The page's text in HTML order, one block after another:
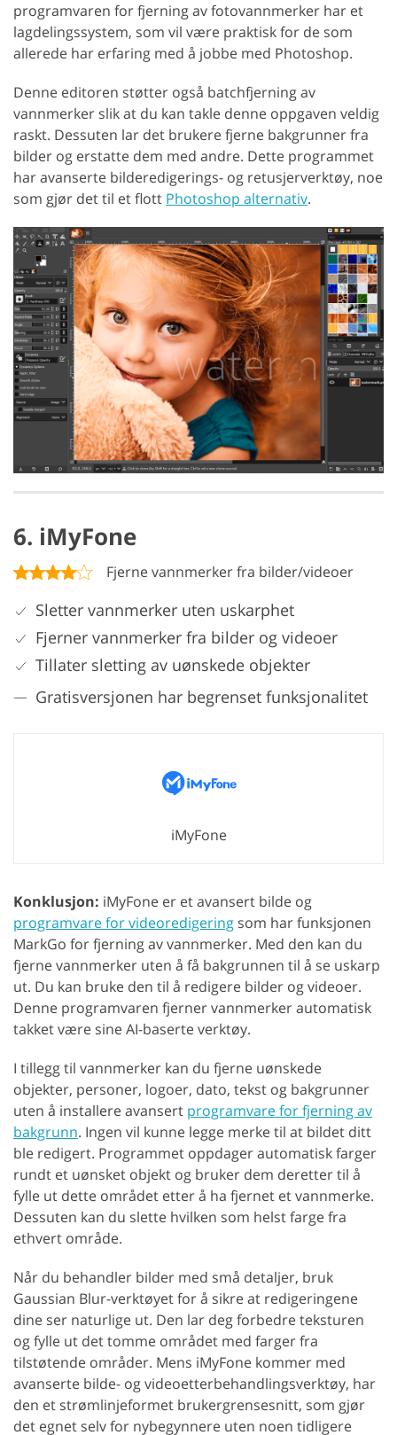
programvaren for fjerning av fotovannmerker har et
lagdelingssystem, som vil være praktisk for de som
allerede har erfaring med å jobbe med Photoshop.
Denne editoren støtter også batchfjerning av
vannmerker slik at du kan takle denne oppgaven veldig
raskt. Dessuten lar det brukere fjerne bakgrunner fra
bilder og erstatte dem med andre. Dette programmet
har avanserte bilderedigerings- og retusjerverktøy, noe
som gjør det til et flott Photoshop alternativ.
6. iMyFone
Fjerne vannmerker fra bilder/videoer
Sletter vannmerker uten uskarphet
Fjerner vannmerker fra bilder og videoer
Tillater sletting av uønskede objekter
Gratisversjonen har begrenset funksjonalitet
iMyFone
Konklusjon: iMyFone er et avansert bilde og
programvare for videoredigering som har funksjonen
MarkGo for fjerning av vannmerker. Med den kan du
fjerne vannmerker uten å få bakgrunnen til å se uskarp
ut. Du kan bruke den til å redigere bilder og videoer.
Denne programvaren fjerner vannmerker automatisk
takket være sine AI-baserte verktøy.
I tillegg til vannmerker kan du fjerne uønskede
objekter, personer, logoer, dato, tekst og bakgrunner
uten å installere avansert programvare for fjerning av
bakgrunn. Ingen vil kunne legge merke til at bildet ditt
ble redigert. Programmet oppdager automatisk farger
rundt et uønsket objekt og bruker dem deretter til å
fylle ut dette området etter å ha fjernet et vannmerke.
Dessuten kan du slette hvilken som helst farge fra
ethvert område.
Når du behandler bilder med små detaljer, bruk
Gaussian Blur-verktøyet for å sikre at redigeringene
dine ser naturlige ut. Den lar deg forbedre teksturen
og fylle ut det tomme området med farger fra
tilstøtende områder. Mens iMyFone kommer med
avanserte bilde- og videoetterbehandlingsverktøy, har
den et strømlinjeformet brukergrensesnitt, som gjør
det egnet selv for nybegynnere uten noen tidligere